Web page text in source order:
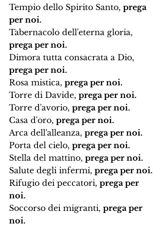
Tempio dello Spirito Santo, prega
per noi.
Tabernacolo dell'eterna gloria,
prega per noi.
Dimora tutta consacrata a Dio,
prega per noi.
Rosa mistica, prega per noi.
Torre di Davide, prega per noi.
Torre d'avorio, prega per noi.
Casa d'oro, prega per noi.
Arca dell'alleanza, prega per noi.
Porta del cielo, prega per noi.
Stella del mattino, prega per noi.
Salute degli infermi, prega per noi.
Rifugio dei peccatori, prega per
noi.
Soccorso dei migranti, prega per
noi.